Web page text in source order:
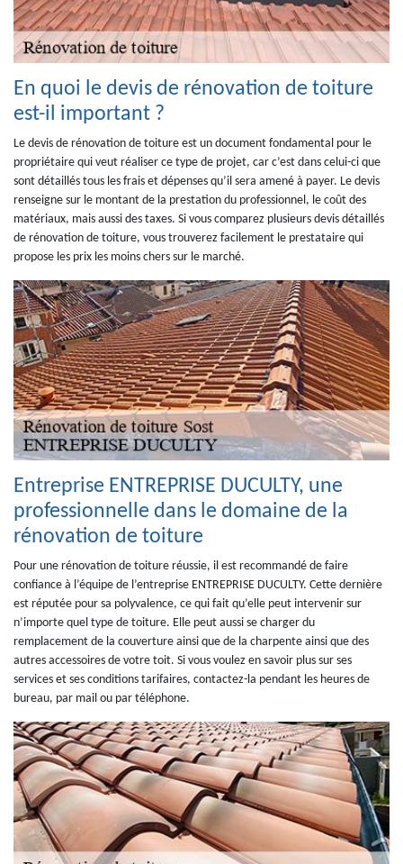
En quoi le devis de rénovation de toiture
est-il important ?
Le devis de rénovation de toiture est un document fondamental pour le
propriétaire qui veut réaliser ce type de projet, car c’est dans celui-ci que
sont détaillés tous les frais et dépenses qu’il sera amené à payer. Le devis
renseigne sur le montant de la prestation du professionnel, le coût des
matériaux, mais aussi des taxes. Si vous comparez plusieurs devis détaillés
de rénovation de toiture, vous trouverez facilement le prestataire qui
propose les prix les moins chers sur le marché.
Entreprise ENTREPRISE DUCULTY, une
professionnelle dans le domaine de la
rénovation de toiture
Pour une rénovation de toiture réussie, il est recommandé de faire
confiance à l’équipe de l’entreprise ENTREPRISE DUCULTY. Cette dernière
est réputée pour sa polyvalence, ce qui fait qu’elle peut intervenir sur
n’importe quel type de toiture. Elle peut aussi se charger du
remplacement de la couverture ainsi que de la charpente ainsi que des
autres accessoires de votre toit. Si vous voulez en savoir plus sur ses
services et ses conditions tarifaires, contactez-la pendant les heures de
bureau, par mail ou par téléphone.